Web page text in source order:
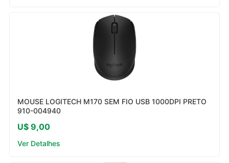
MOUSE LOGITECH M170 SEM FIO USB 1000DPI PRETO
910-004940
U$ 9,00
Ver Detalhes